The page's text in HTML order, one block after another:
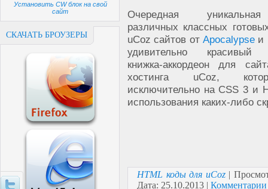
Установить CW блок на свой
сайт
СКАЧАТЬ БРОУЗЕРЫ
Очередная
различных классных
uCoz сайтов отApocalypse и
удивительно красивый
книжка-аккордеон для
хостинга uCoz,
исключительно на CSS 3 и
использования каких-либо
HTML коды для uCoz|
Дата: 25.10.2013 |